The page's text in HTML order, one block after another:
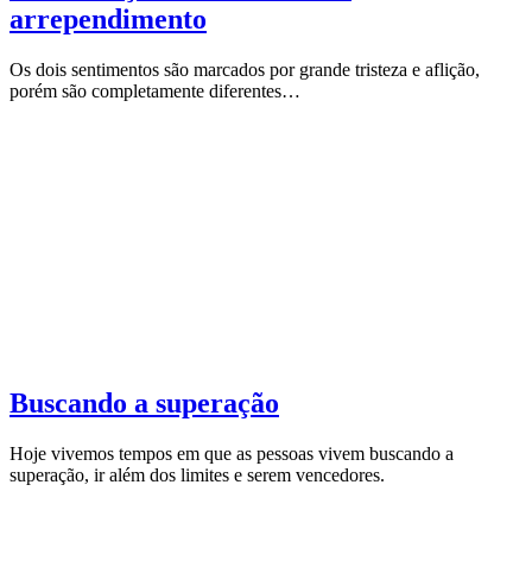
arrependimento
Os dois sentimentos são marcados por grande tristeza e aflição,
porém são completamente diferentes…
Buscando a superação
Hoje vivemos tempos em que as pessoas vivem buscando a
superação, ir além dos limites e serem vencedores.